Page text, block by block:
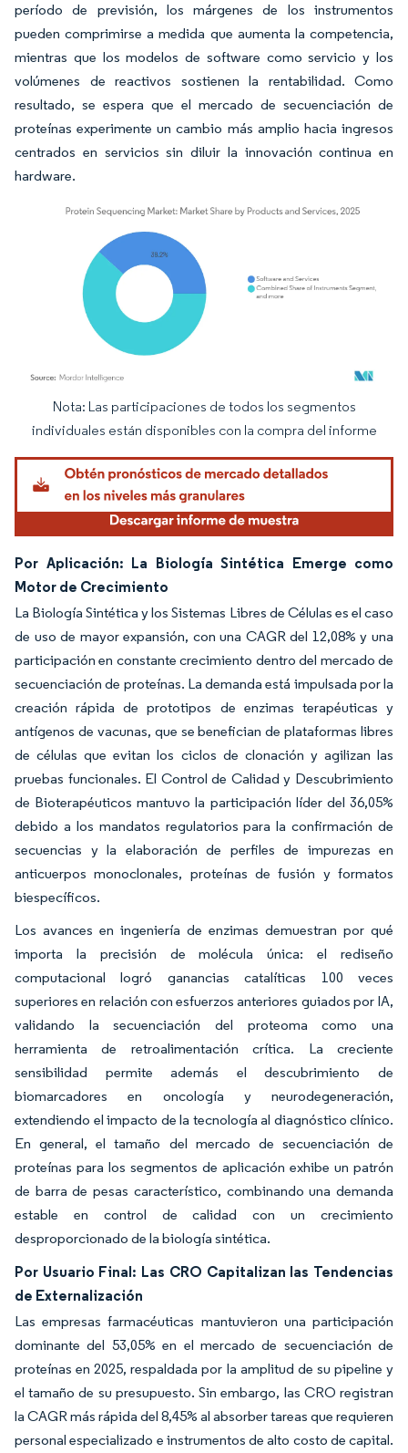
período de previsión, los márgenes de los instrumentos
pueden comprimirse a medida que aumenta la competencia,
mientras que los modelos de software como servicio y los
volúmenes de reactivos sostienen la rentabilidad. Como
resultado, se espera que el mercado de secuenciación de
proteínas experimente un cambio más amplio hacia ingresos
centrados en servicios sin diluir la innovación continua en
hardware.
Imagen © Mordor Intelligence. El uso requiere atribución según CC BY 4.0.
Nota: Las participaciones de todos los segmentos
individuales están disponibles con la compra del informe
Por Aplicación: La Biología Sintética Emerge como
Motor de Crecimiento
La Biología Sintética y los Sistemas Libres de Células es el caso
de uso de mayor expansión, con una CAGR del 12,08% y una
participación en constante crecimiento dentro del mercado de
secuenciación de proteínas. La demanda está impulsada por la
creación rápida de prototipos de enzimas terapéuticas y
antígenos de vacunas, que se benefician de plataformas libres
de células que evitan los ciclos de clonación y agilizan las
pruebas funcionales. El Control de Calidad y Descubrimiento
de Bioterapéuticos mantuvo la participación líder del 36,05%
debido a los mandatos regulatorios para la confirmación de
secuencias y la elaboración de perfiles de impurezas en
anticuerpos monoclonales, proteínas de fusión y formatos
biespecíficos.
Los avances en ingeniería de enzimas demuestran por qué
importa la precisión de molécula única: el rediseño
computacional logró ganancias catalíticas 100 veces
superiores en relación con esfuerzos anteriores guiados por IA,
validando la secuenciación del proteoma como una
herramienta de retroalimentación crítica. La creciente
sensibilidad permite además el descubrimiento de
biomarcadores en oncología y neurodegeneración,
extendiendo el impacto de la tecnología al diagnóstico clínico.
En general, el tamaño del mercado de secuenciación de
proteínas para los segmentos de aplicación exhibe un patrón
de barra de pesas característico, combinando una demanda
estable en control de calidad con un crecimiento
desproporcionado de la biología sintética.
Por Usuario Final: Las CRO Capitalizan las Tendencias
de Externalización
Las empresas farmacéuticas mantuvieron una participación
dominante del 53,05% en el mercado de secuenciación de
proteínas en 2025, respaldada por la amplitud de su pipeline y
el tamaño de su presupuesto. Sin embargo, las CRO registran
la CAGR más rápida del 8,45% al absorber tareas que requieren
personal especializado e instrumentos de alto costo de capital.